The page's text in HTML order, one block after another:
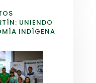
UNIENDO
INDÍGENA